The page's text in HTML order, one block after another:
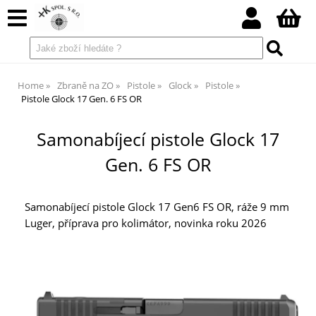
Home Zbraně na ZO Pistole Glock
Pistole
Pistole Glock 17 Gen. 6 FS OR
Samonabíjecí pistole Glock 17
Gen. 6 FS OR
Samonabíjecí pistole Glock 17 Gen6 FS OR, ráže 9 mm
Luger, příprava pro kolimátor, novinka roku 2026